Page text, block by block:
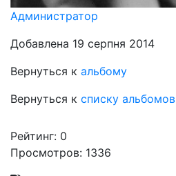
Администратор
Добавлена 19 серпня 2014
Вернуться к альбому
Вернуться к списку альбомов
Рейтинг: 0
Просмотров: 1336